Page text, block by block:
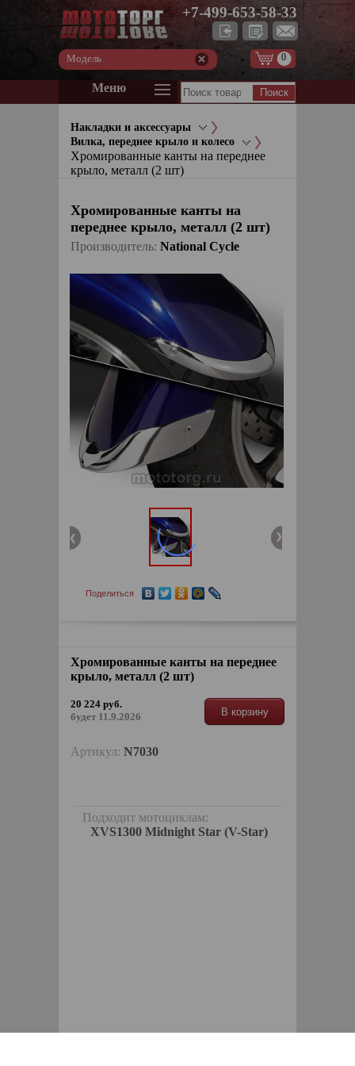
+7-499-653-58-33
Модель 0
Меню
Накладки и аксессуары
Вилка, переднее крыло и колесо
Хромированные канты на переднее
крыло, металл (2 шт)
Хромированные канты на
переднее крыло, металл (2 шт)
Производитель: National Cycle
Поделиться
Хромированные канты на переднее
крыло, металл (2 шт)
20 224 руб.
будет 11.9.2026
В корзину
Артикул: N7030
Подходит мотоциклам:
XVS1300 Midnight Star (V-Star)